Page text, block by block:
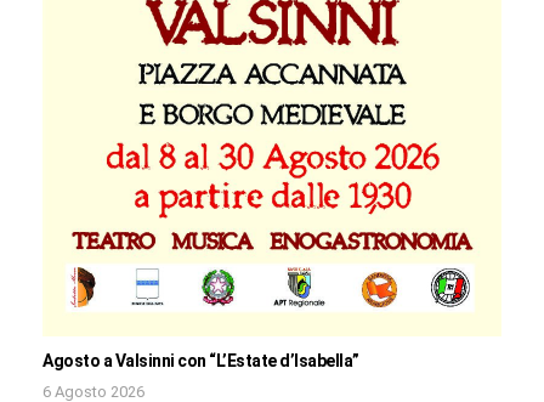
Agosto a Valsinni con “L’Estate d’Isabella”
6 Agosto 2026